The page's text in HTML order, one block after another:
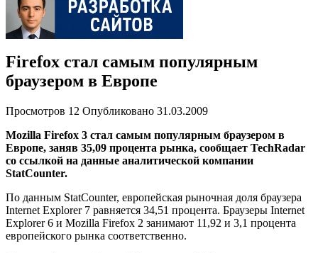
Firefox стал самым популярным
браузером в Европе
Просмотров 12 Опубликовано 31.03.2009
Mozilla Firefox 3 стал самым популярным браузером в
Европе, заняв 35,09 процента рынка, сообщает TechRadar
со ссылкой на данные аналитической компании
StatCounter.
По данным StatCounter, европейская рыночная доля браузера
Internet Explorer 7 равняется 34,51 процента. Браузеры Internet
Explorer 6 и Mozilla Firefox 2 занимают 11,92 и 3,1 процента
европейского рынка соответственно.